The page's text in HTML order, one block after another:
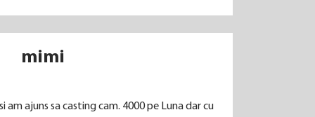
mimi
am ajuns sa casting cam. 4000 pe Luna dar cu